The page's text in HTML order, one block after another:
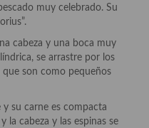
muy celebrado. Su
cabeza y una boca muy
se arrastre por los
son como pequeños
su carne es compacta
la cabeza y las espinas se